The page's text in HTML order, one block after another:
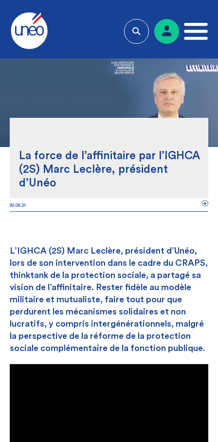
La force de l’affinitaire par l’IGHCA
(2S) Marc Leclère, président
d’Unéo
29.06.21
L’IGHCA (2S) Marc Leclère, président d’Unéo,
lors de son intervention dans le cadre du CRAPS,
thinktank de la protection sociale, a partagé sa
vision de l’affinitaire. Rester fidèle au modèle
militaire et mutualiste, faire tout pour que
perdurent les mécanismes solidaires et non
lucratifs, y compris intergénérationnels, malgré
la perspective de la réforme de la protection
sociale complémentaire de la fonction publique.